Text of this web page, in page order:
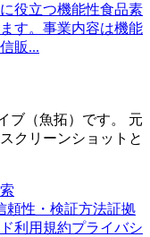
役立つ機能性食品素
す。事業内容は機能
販...
ブ（魚拓）です。
元
クリーンショットと
頼性・検証方法証拠
利用規約プライバシ